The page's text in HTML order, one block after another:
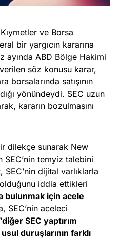
ve Borsa
bir yargıcın kararına
ayında ABD Bölge Hakimi
söz konusu karar,
borsalarında satışının
yönündeydi. SEC uzun
kararın bozulmasını
dilekçe sunarak New
SEC’nin temyiz talebini
dijital varlıklarla
iddia ettikleri
bulunmak için acele
SEC’nin aceleci
diğer SEC yaptırım
duruşlarının farklı